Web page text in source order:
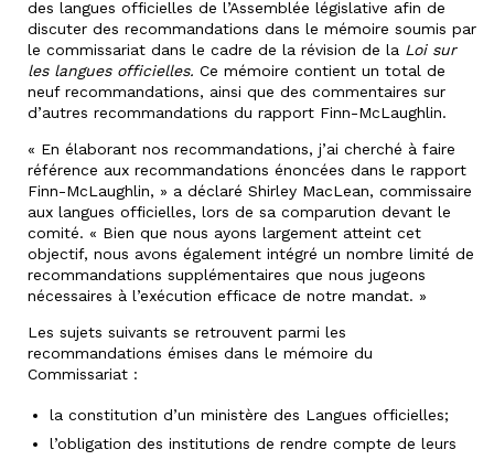
des langues officielles de l’Assemblée législative afin de
discuter des recommandations dans le mémoire soumis par
le commissariat dans le cadre de la révision de la Loi sur
les langues officielles. Ce mémoire contient un total de
neuf recommandations, ainsi que des commentaires sur
d’autres recommandations du rapport Finn-McLaughlin.
« En élaborant nos recommandations, j’ai cherché à faire
référence aux recommandations énoncées dans le rapport
Finn-McLaughlin, » a déclaré Shirley MacLean, commissaire
aux langues officielles, lors de sa comparution devant le
comité. « Bien que nous ayons largement atteint cet
objectif, nous avons également intégré un nombre limité de
recommandations supplémentaires que nous jugeons
nécessaires à l’exécution efficace de notre mandat. »
Les sujets suivants se retrouvent parmi les
recommandations émises dans le mémoire du
Commissariat :
la constitution d’un ministère des Langues officielles;
l’obligation des institutions de rendre compte de leurs